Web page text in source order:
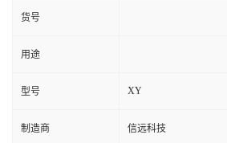
货号
用途
型号 XY
制造商 信远科技